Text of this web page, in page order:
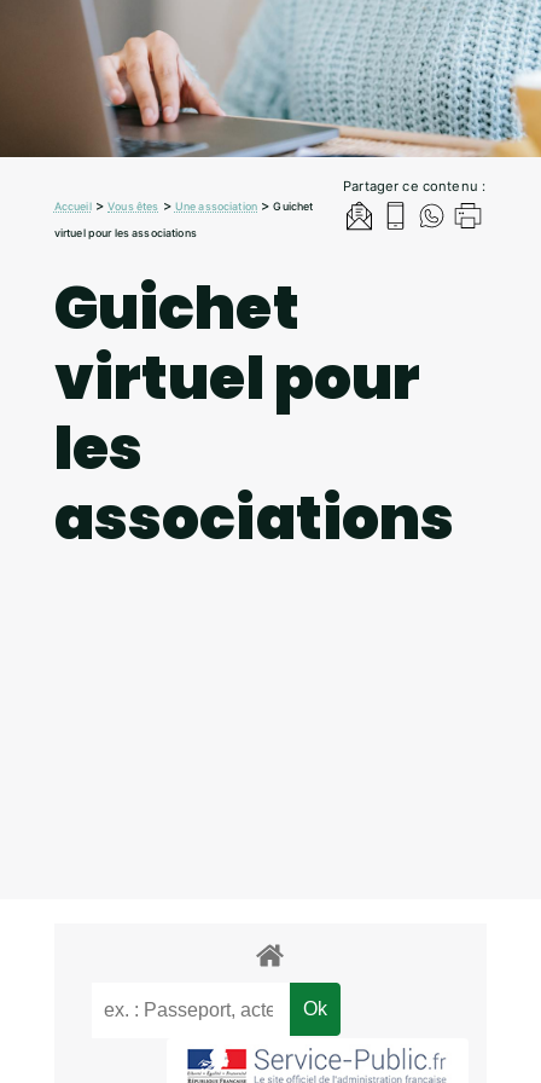
Partager ce contenu :
Accueil>Vous êtes > Une association >Guichet
virtuel pour les associations
Guichet
virtuel pour
les
associations